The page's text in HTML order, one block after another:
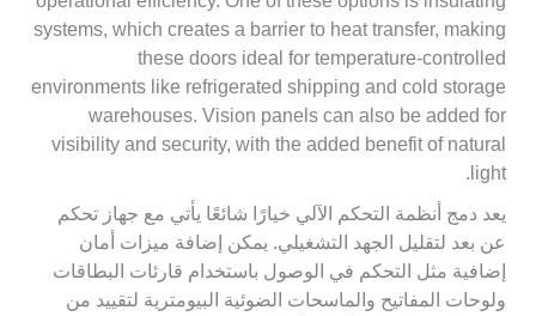
systems, which creates a barrier to heat transfer, making
these doors ideal for temperature-controlled
environments like refrigerated shipping and cold storage
warehouses. Vision panels can also be added for
visibility and security, with the added benefit of natural
light.
يعد دمج أنظمة التحكم الآلي خيارًا شائعًا يأتي مع جهاز تحكم
عن بعد لتقليل الجهد التشغيلي. يمكن إضافة ميزات أمان
إضافية مثل التحكم في الوصول باستخدام قارئات البطاقات
ولوحات المفاتيح والماسحات الضوئية البيومترية لتقييد من